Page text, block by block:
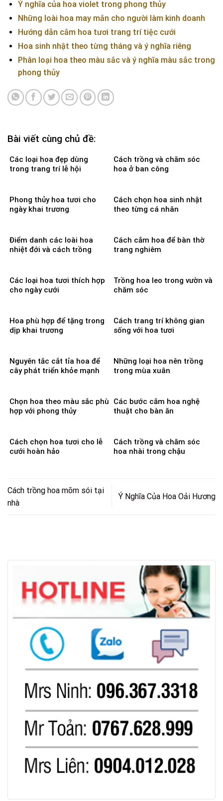
Ý nghĩa của hoa violet trong phong thủy
Những loài hoa may mắn cho người làm kinh doanh
Hướng dẫn cắm hoa tươi trang trí tiệc cưới
Hoa sinh nhật theo từng tháng và ý nghĩa riêng
Phân loại hoa theo màu sắc và ý nghĩa màu sắc trong
phong thủy
Bài viết cùng chủ đề:
Các loại hoa đẹp dùng
trong trang trí lễ hội
Cách trồng và chăm sóc
hoa ở ban công
Phong thủy hoa tươi cho
ngày khai trương
Cách chọn hoa sinh nhật
theo từng cá nhân
Điểm danh các loài hoa
nhiệt đới và cách trồng
Cách cắm hoa để bàn thờ
trang nghiêm
Các loại hoa tươi thích hợp
cho ngày cưới
Trồng hoa leo trong vườn và
chăm sóc
Hoa phù hợp để tặng trong
dịp khai trương
Cách trang trí không gian
sống với hoa tươi
Nguyên tắc cắt tỉa hoa để
cây phát triển khỏe mạnh
Những loại hoa nên trồng
trong mùa xuân
Chọn hoa theo màu sắc phù
hợp với phong thủy
Các bước cắm hoa nghệ
thuật cho bàn ăn
Cách chọn hoa tươi cho lễ
cưới hoàn hảo
Cách trồng và chăm sóc
hoa nhài trong chậu
Cách trồng hoa mõm sói tại
nhà
Ý Nghĩa Của Hoa Oải Hương